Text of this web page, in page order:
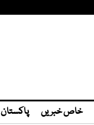
خاص خبریں پاکستان